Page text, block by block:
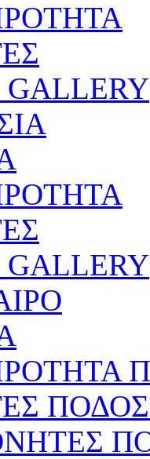
GALLERY
GALLERY